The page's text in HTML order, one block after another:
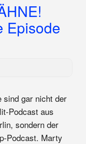
Episode
sind gar nicht der
Podcast aus
sondern der
Podcast. Marty